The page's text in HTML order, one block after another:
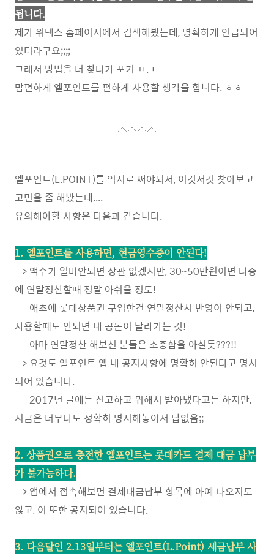
됩니다.
제가 위택스 홈페이지에서 검색해봤는데, 명확하게 언급되어
있더라구요;;;;
그래서 방법을 더 찾다가 포기 ㅠ.ㅜ
맘편하게 엘포인트를 편하게 사용할 생각을 합니다. ㅎㅎ
엘포인트(L.POINT)를 억지로 써야되서, 이것저것 찾아보고
고민을 좀 해봤는데....
유의해야할 사항은 다음과 같습니다.
1. 엘포인트를 사용하면, 현금영수증이 안된다!
> 액수가 얼마안되면 상관 없겠지만, 30~50만원이면 나중
에 연말정산할때 정말 아쉬울 정도!
애초에 롯데상품권 구입한건 연말정산시 반영이 안되고,
사용할때도 안되면 내 공돈이 날라가는 것!
아마 연말정산 해보신 분들은 소중함을 아실듯???!!
> 요것도 엘포인트 앱 내 공지사항에 명확히 안된다고 명시
되어 있습니다.
2017년 글에는 신고하고 뭐해서 받아냈다고는 하지만,
지금은 너무나도 정확히 명시해놓아서 답없음;;
2. 상품권으로 충전한 엘포인트는 롯데카드 결제 대금 납부
가 불가능하다.
> 앱에서 접속해보면 결제대금납부 항목에 아예 나오지도
않고, 이 또한 공지되어 있습니다.
3. 다음달인 2.13일부터는 엘포인트(L.Point) 세금납부 사